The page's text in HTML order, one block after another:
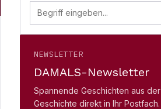
NEWSLETTER
DAMALS-Newsletter
Spannende Geschichten aus der
Geschichte direkt in Ihr Postfach.